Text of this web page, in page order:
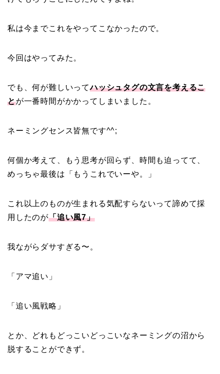
私は今までこれをやってこなかったので。
今回はやってみた。
でも、何が難しいってハッシュタグの文言を考えるこ
とが一番時間がかかってしまいました。
ネーミングセンス皆無です^^;
何個か考えて、もう思考が回らず、時間も迫ってて、
めっちゃ最後は「もうこれでいーや。」
これ以上のものが生まれる気配すらないって諦めて採
用したのが「追い風7」
我ながらダサすぎる〜。
「アマ追い」
「追い風戦略」
とか、どれもどっこいどっこいなネーミングの沼から
脱することができず。